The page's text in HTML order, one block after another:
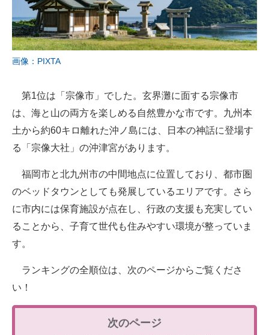
画像：PIXTA
第1位は「宗像市」でした。玄界灘に面する宗像市
は、海と山の両方を楽しめる自然豊かな市です。九州本
土から約60キロ離れた沖ノ島には、日本の神話に登場す
る「宗像大社」の沖津宮があります。
福岡市と北九州市の中間地点に位置しており、都市圏
のベッドタウンとしても発展しているエリアです。さら
に市内には保育施設が点在し、行政の支援も充実してい
ることから、子育て世代も住みやすい環境が整っていま
す。
ランキングの全順位は、次のページからご覧くださ
い！